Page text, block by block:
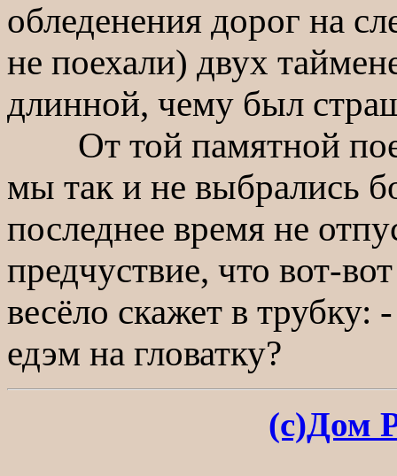
обледенения дорог на
не поехали) двух
длинной, чему был
От той памятной
мы так и не выбрались
последнее время не
предчуствие, что вот-
весёло скажет в
едэм на гловатку?
(с)Дом